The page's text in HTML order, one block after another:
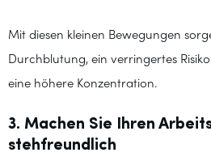
Mit diesen kleinen Bewegungen
Durchblutung, ein verringertes
eine höhere Konzentration.
3. Machen Sie Ihren
stehfreundlich